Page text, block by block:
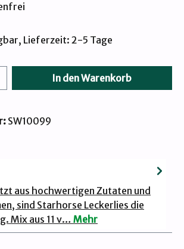
Lieferzeit: 2-5 Tage
Gib den gewünschten
In den Warenkorb
SW10099
aus hochwertigen Zutaten und
sind Starhorse Leckerlies die
Mix aus 11 v… Mehr